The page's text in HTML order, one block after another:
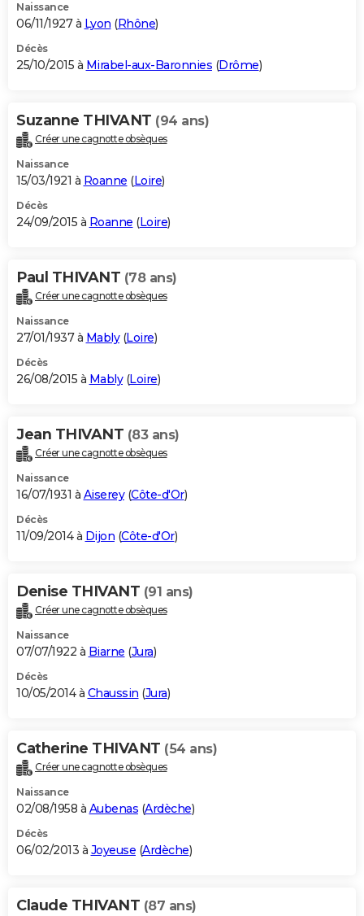
Naissance
06/11/1927 à Lyon (Rhône)
Décès
25/10/2015 à Mirabel-aux-Baronnies (Drôme)
Suzanne THIVANT (94 ans)
Créer une cagnotte obsèques
Naissance
15/03/1921 à Roanne (Loire)
Décès
24/09/2015 à Roanne (Loire)
Paul THIVANT (78 ans)
Créer une cagnotte obsèques
Naissance
27/01/1937 à Mably(Loire)
Décès
26/08/2015 à Mably(Loire)
Jean THIVANT (83 ans)
Créer une cagnotte obsèques
Naissance
16/07/1931 à Aiserey(Côte-d'Or)
Décès
11/09/2014 à Dijon (Côte-d'Or)
Denise THIVANT (91 ans)
Créer une cagnotte obsèques
Naissance
07/07/1922 à Biarne (Jura)
Décès
10/05/2014 à Chaussin (Jura)
Catherine THIVANT (54 ans)
Créer une cagnotte obsèques
Naissance
02/08/1958 à Aubenas (Ardèche)
Décès
06/02/2013 à Joyeuse (Ardèche)
Claude THIVANT (87 ans)